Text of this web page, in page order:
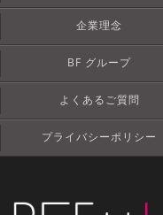
企業理念
BF グループ
よくあるご質問
プライバシーポリシー